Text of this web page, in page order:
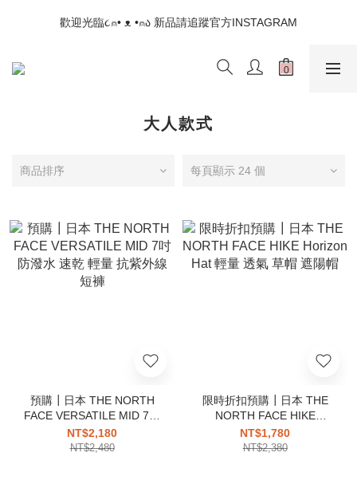
📣如果遇到結帳沒有反應，請另開瀏覽器 (不要直接從ig連結網站
下單)
歡迎光臨૮⍝• ᴥ •⍝ა 新品請追蹤官方INSTAGRAM
📣如果遇到結帳沒有反應，請另開瀏覽器 (不要直接從ig連結網站
大人款式
商品排序 每頁顯示 24 個
預購┃日本 THE NORTH
FACE VERSATILE MID 7吋
防潑水 速乾 輕量 抗紫外線
短褲
NT$2,180
NT$2,480
限時折扣預購┃日本 THE
NORTH FACE HIKE
Horizon Hat 輕量 透氣 草帽
遮陽帽
NT$1,780
NT$2,380